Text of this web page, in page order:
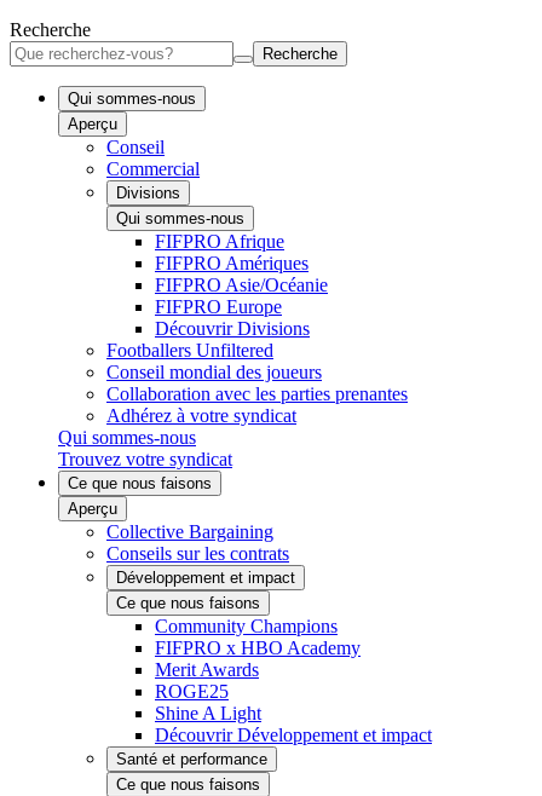
Recherche
Recherche
Qui sommes-nous
Aperçu
Conseil
Commercial
Divisions
Qui sommes-nous
FIFPRO Afrique
FIFPRO Amériques
FIFPRO Asie/Océanie
FIFPRO Europe
Découvrir Divisions
Footballers Unfiltered
Conseil mondial des joueurs
Collaboration avec les parties prenantes
Adhérez à votre syndicat
Qui sommes-nous
Trouvez votre syndicat
Ce que nous faisons
Aperçu
Collective Bargaining
Conseils sur les contrats
Développement et impact
Ce que nous faisons
Community Champions
FIFPRO x HBO Academy
Merit Awards
ROGE25
Shine A Light
Découvrir Développement et impact
Santé et performance
Ce que nous faisons